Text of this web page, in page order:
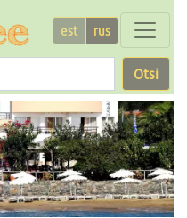
est rus
Otsi